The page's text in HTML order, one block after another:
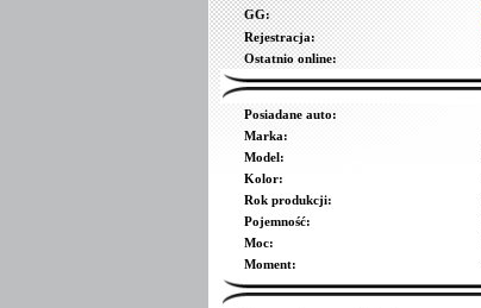
GG:
Rejestracja:
Ostatnio online:
Posiadane auto:
Marka:
Model:
Kolor:
Rok produkcji:
Pojemność:
Moc:
Moment: